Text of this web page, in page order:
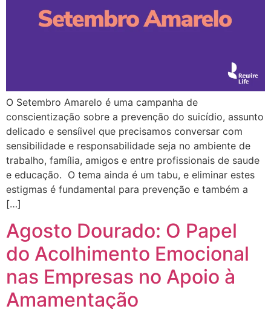
O Setembro Amarelo é uma campanha de
conscientização sobre a prevenção do suicídio, assunto
delicado e sensíivel que precisamos conversar com
sensibilidade e responsabilidade seja no ambiente de
trabalho, família, amigos e entre profissionais de saude
e educação. O tema ainda é um tabu, e eliminar estes
estigmas é fundamental para prevenção e também a
[…]
Agosto Dourado: O Papel
do Acolhimento Emocional
nas Empresas no Apoio à
Amamentação